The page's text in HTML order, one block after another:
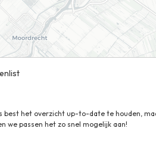
best het overzicht up-to-date te houden,
we passen het zo snel mogelijk aan!